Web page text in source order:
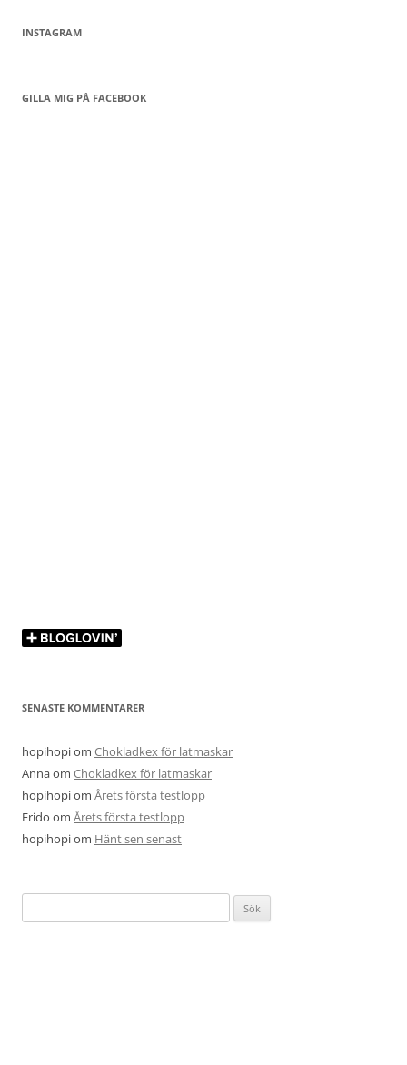
INSTAGRAM
GILLA MIG PÅ FACEBOOK
SENASTE KOMMENTARER
hopihopiom Chokladkex för latmaskar
Annaom Chokladkex för latmaskar
hopihopiom Årets första testlopp
Frido om Årets första testlopp
hopihopiom Hänt sen senast
efter: